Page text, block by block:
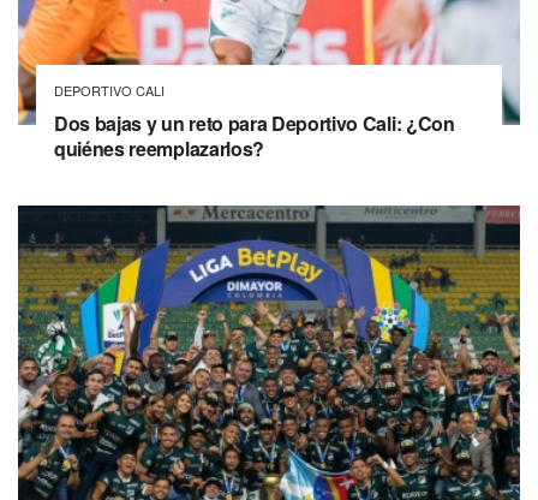
DEPORTIVO CALI
Dos bajas y un reto para Deportivo Cali: ¿Con
quiénes reemplazarlos?